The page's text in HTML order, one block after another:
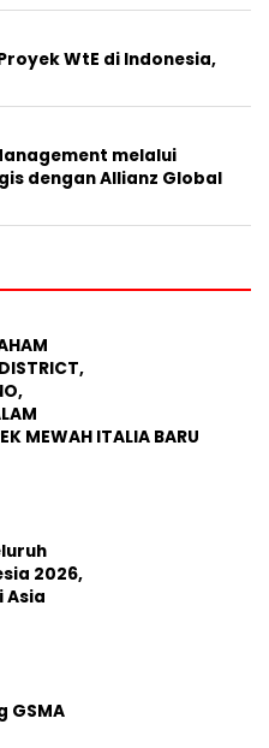
Proyek WtE di Indonesia,
melalui
dengan Allianz Global
MEWAH ITALIA BARU
2026,
Asia
GSMA